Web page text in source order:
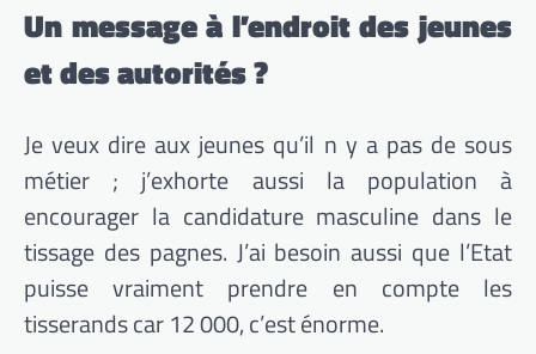
Un message à l’endroit des jeunes
et des autorités ?
Je veux dire aux jeunes qu’il n y a pas de sous
métier ; j’exhorte aussi la population à
encourager la candidature masculine dans le
tissage des pagnes. J’ai besoin aussi que l’Etat
puisse vraiment prendre en compte les
tisserands car 12 000, c’est énorme.